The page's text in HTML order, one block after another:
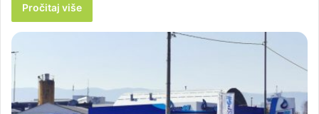
Pročitaj više